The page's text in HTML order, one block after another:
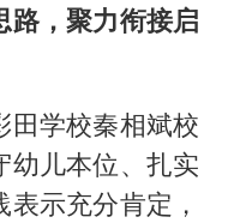
路，聚力衔接启
田学校秦相斌校
幼儿本位、扎实
示充分肯定，